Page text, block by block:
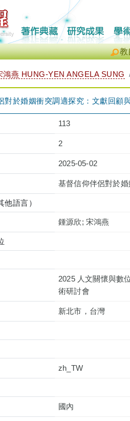
教
鴻燕 HUNG-YEN ANGELA SUNG
對於婚姻衝突調適探究：文獻回顧
113
2
2025-05-02
基督信仰伴侶對於
他語言）
鍾源欣; 宋鴻燕
2025 人文關懷與數
術研討會
新北市，台灣
zh_TW
國內